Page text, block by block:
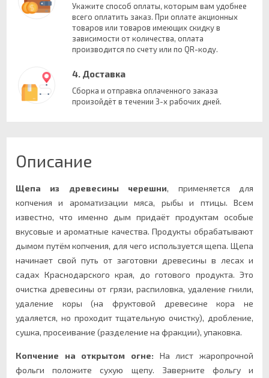
Укажите способ оплаты, которым вам удобнее
всего оплатить заказ. При оплате акционных
товаров или товаров имеющих скидку в
зависимости от количества, оплата
производится по счету или по QR-коду.
4. Доставка
Сборка и отправка оплаченного заказа
произойдёт в течении 3-х рабочих дней.
Описание
Щепа из древесины черешни, применяется для
копчения и ароматизации мяса, рыбы и птицы. Всем
известно, что именно дым придаёт продуктам особые
вкусовые и ароматные качества. Продукты обрабатывают
дымом путём копчения, для чего используется щепа. Щепа
начинает свой путь от заготовки древесины в лесах и
садах Краснодарского края, до готового продукта. Это
очистка древесины от грязи, распиловка, удаление гнили,
удаление коры (на фруктовой древесине кора не
удаляется, но проходит тщательную очистку), дробление,
сушка, просеивание (разделение на фракции), упаковка.
Копчение на открытом огне: На лист жаропрочной
фольги положите сухую щепу. Заверните фольгу и